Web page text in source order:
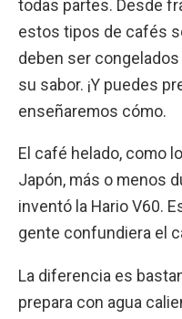
todas partes. Desde
estos tipos de cafés
deben ser
su sabor. ¡Y puedes
enseñaremos cómo.
El café helado, como
Japón, más o menos
inventó la Hario V60.
gente confundiera el
La diferencia es
prepara con agua